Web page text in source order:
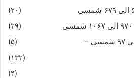
(۲۰)
(۲۹)
(۵)
(۱۳۲)
(۴)